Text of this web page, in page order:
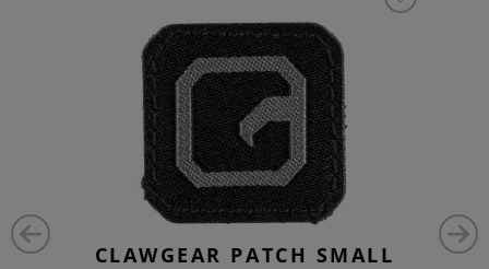
CLAWGEAR PATCH SMALL